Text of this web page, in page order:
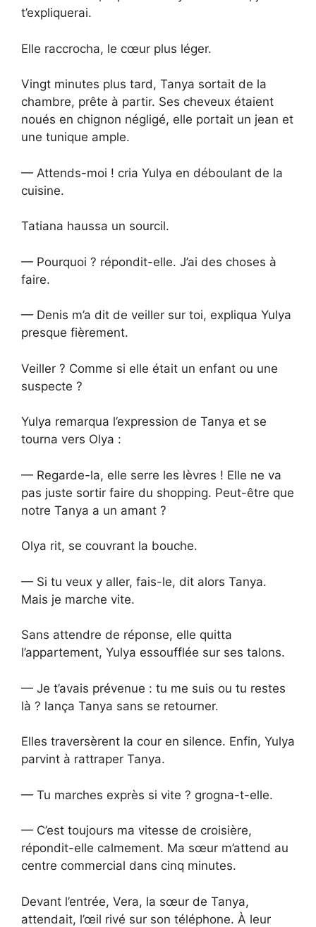
t’expliquerai.
Elle raccrocha, le cœur plus léger.
Vingt minutes plus tard, Tanya sortait de la
chambre, prête à partir. Ses cheveux étaient
noués en chignon négligé, elle portait un jean et
une tunique ample.
— Attends-moi ! cria Yulya en déboulant de la
cuisine.
Tatiana haussa un sourcil.
— Pourquoi ? répondit-elle. J’ai des choses à
faire.
— Denis m’a dit de veiller sur toi, expliqua Yulya
presque fièrement.
Veiller ? Comme si elle était un enfant ou une
suspecte ?
Yulya remarqua l’expression de Tanya et se
tourna vers Olya :
— Regarde-la, elle serre les lèvres ! Elle ne va
pas juste sortir faire du shopping. Peut-être que
notre Tanya a un amant ?
Olya rit, se couvrant la bouche.
— Si tu veux y aller, fais-le, dit alors Tanya.
Mais je marche vite.
Sans attendre de réponse, elle quitta
l’appartement, Yulya essoufflée sur ses talons.
— Je t’avais prévenue : tu me suis ou tu restes
là ? lança Tanya sans se retourner.
Elles traversèrent la cour en silence. Enfin, Yulya
parvint à rattraper Tanya.
— Tu marches exprès si vite ? grogna-t-elle.
— C’est toujours ma vitesse de croisière,
répondit-elle calmement. Ma sœur m’attend au
centre commercial dans cinq minutes.
Devant l’entrée, Vera, la sœur de Tanya,
attendait, l’œil rivé sur son téléphone. À leur